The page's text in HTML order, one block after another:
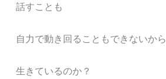
話すことも
自力で動き回ることもできないから
生きているのか？